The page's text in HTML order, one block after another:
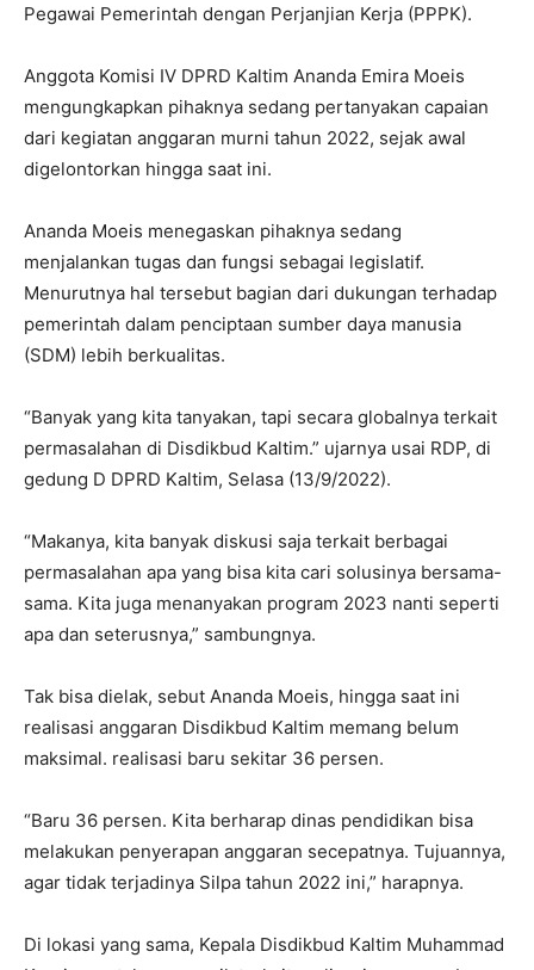
Pegawai Pemerintah dengan Perjanjian Kerja (PPPK).
Anggota Komisi IV DPRD Kaltim Ananda Emira Moeis
mengungkapkan pihaknya sedang pertanyakan capaian
dari kegiatan anggaran murni tahun 2022, sejak awal
digelontorkan hingga saat ini.
Ananda Moeis menegaskan pihaknya sedang
menjalankan tugas dan fungsi sebagai legislatif.
Menurutnya hal tersebut bagian dari dukungan terhadap
pemerintah dalam penciptaan sumber daya manusia
(SDM) lebih berkualitas.
“Banyak yang kita tanyakan, tapi secara globalnya terkait
permasalahan di Disdikbud Kaltim.” ujarnya usai RDP, di
gedung D DPRD Kaltim, Selasa (13/9/2022).
“Makanya, kita banyak diskusi saja terkait berbagai
permasalahan apa yang bisa kita cari solusinya bersama-
sama. Kita juga menanyakan program 2023 nanti seperti
apa dan seterusnya,” sambungnya.
Tak bisa dielak, sebut Ananda Moeis, hingga saat ini
realisasi anggaran Disdikbud Kaltim memang belum
maksimal. realisasi baru sekitar 36 persen.
“Baru 36 persen. Kita berharap dinas pendidikan bisa
melakukan penyerapan anggaran secepatnya. Tujuannya,
agar tidak terjadinya Silpa tahun 2022 ini,” harapnya.
Di lokasi yang sama, Kepala Disdikbud Kaltim Muhammad